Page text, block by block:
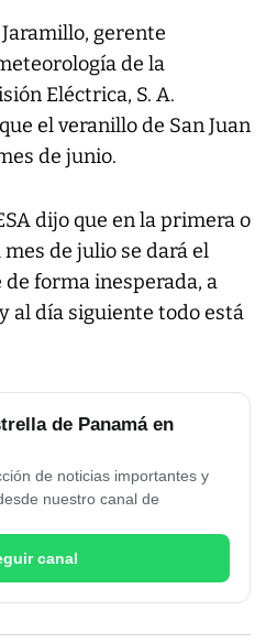
gerente
de la
Eléctrica, S. A.
el veranillo de San Juan
de junio.
dijo que en la primera o
de julio se dará el
de forma inesperada, a
al día siguiente todo está
de Panamá en
de noticias importantes y
nuestro canal de
canal